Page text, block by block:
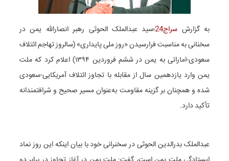
به گزارش سراج24
؛سید عبدالملک الحوثی رهبر انصارالله یمن در
سخنانی به مناسبت فرارسیدن «روز ملی پایداری» (سالروز تهاجم ائتلاف
سعودی-اماراتی به یمن در ششم فروردین ۱۳۹۴) اعلام کرد که ملت
یمن وارد یازدهمین سال از مقابله با تجاوز ائتلاف آمریکایی-سعودی
شده و همچنان بر گزینه مقاومت به‌عنوان مسیر صحیح و شرافتمندانه
تأکید دارد.
عبدالملک بدرالدین الحوثی در سخنرانی خود با بیان اینکه این روز نماد